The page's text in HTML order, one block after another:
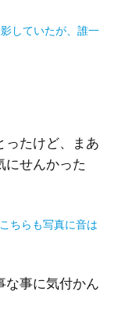
していたが、誰一
ったけど、まあ
にせんかった
ちらも写真に音は
な事に気付かん